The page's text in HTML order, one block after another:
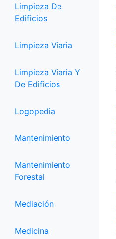
Limpieza De
Edificios
Limpieza Viaria
Limpieza Viaria Y
De Edificios
Logopedia
Mantenimiento
Mantenimiento
Forestal
Mediación
Medicina